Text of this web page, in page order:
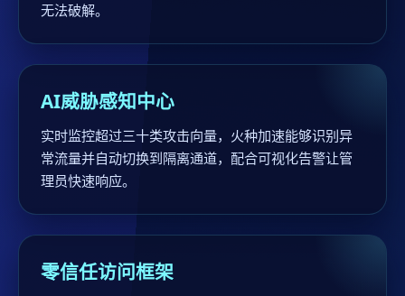
无法破解。
AI威胁感知中心
实时监控超过三十类攻击向量，火种加速能够识别异
常流量并自动切换到隔离通道，配合可视化告警让管
理员快速响应。
零信任访问框架